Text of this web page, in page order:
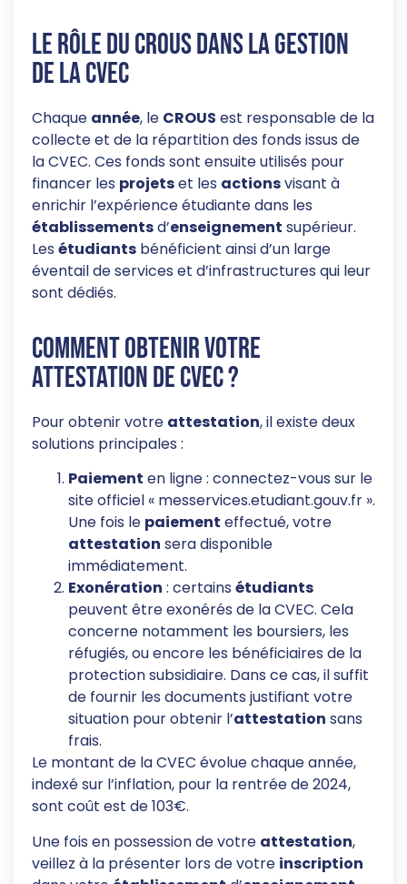
Le rôle du CROUS dans la gestion
de la CVEC
Chaque année, le CROUS est responsable de la
collecte et de la répartition des fonds issus de
la CVEC. Ces fonds sont ensuite utilisés pour
financer les projetset les actionsvisant à
enrichir l’expérience étudiante dans les
établissementsd’enseignement supérieur.
Les étudiants bénéficient ainsi d’un large
éventail de services et d’infrastructures qui leur
sont dédiés.
Comment obtenir votre
attestation de CVEC ?
Pour obtenir votre attestation, il existe deux
solutions principales :
Paiement en ligne : connectez-vous sur le
site officiel « messervices.etudiant.gouv.fr ».
Une fois le paiement effectué, votre
attestation sera disponible
immédiatement.
Exonération : certains étudiants
peuvent être exonérés de la CVEC. Cela
concerne notamment les boursiers, les
réfugiés, ou encore les bénéficiaires de la
protection subsidiaire. Dans ce cas, il suffit
de fournir les documents justifiant votre
situation pour obtenir l’attestation sans
frais.
Le montant de la CVEC évolue chaque année,
indexé sur l’inflation, pour la rentrée de 2024,
sont coût est de 103€.
Une fois en possession de votre attestation,
veillez à la présenter lors de votre inscription